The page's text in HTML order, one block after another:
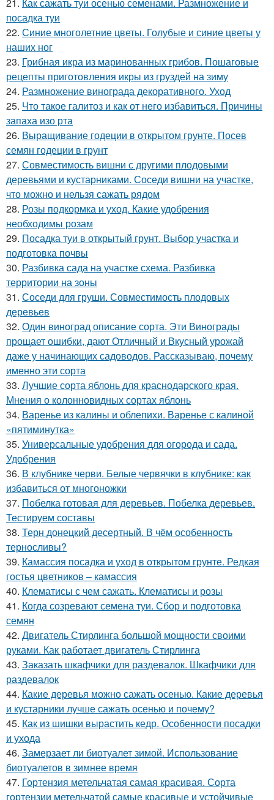
посадка туи
22. Синие многолетние цветы. Голубые и синие цветы у
наших ног
23. Грибная икра из маринованных грибов. Пошаговые
рецепты приготовления икры из груздей на зиму
24. Размножение винограда декоративного. Уход
25. Что такое галитоз и как от него избавиться. Причины
запаха изо рта
26. Выращивание годеции в открытом грунте. Посев
семян годеции в грунт
27. Совместимость вишни с другими плодовыми
деревьями и кустарниками. Соседи вишни на участке,
что можно и нельзя сажать рядом
28. Розы подкормка и уход. Какие удобрения
необходимы розам
29. Посадка туи в открытый грунт. Выбор участка и
подготовка почвы
30. Разбивка сада на участке схема. Разбивка
территории на зоны
31. Соседи для груши. Совместимость плодовых
деревьев
32. Один виноград описание сорта. Эти Винограды
прощает ошибки, дают Отличный и Вкусный урожай
даже у начинающих садоводов. Рассказываю, почему
именно эти сорта
33. Лучшие сорта яблонь для краснодарского края.
Мнения о колонновидных сортах яблонь
34. Варенье из калины и облепихи. Варенье с калиной
«пятиминутка»
35. Универсальные удобрения для огорода и сада.
Удобрения
36. В клубнике черви. Белые червячки в клубнике: как
избавиться от многоножки
37. Побелка готовая для деревьев. Побелка деревьев.
Тестируем составы
38. Терн донецкий десертный. В чём особенность
терносливы?
39. Камассия посадка и уход в открытом грунте. Редкая
гостья цветников – камассия
40. Клематисы с чем сажать. Клематисы и розы
41. Когда созревают семена туи. Сбор и подготовка
семян
42. Двигатель Стирлинга большой мощности своими
руками. Как работает двигатель Стирлинга
43. Заказать шкафчики для раздевалок. Шкафчики для
раздевалок
44. Какие деревья можно сажать осенью. Какие деревья
и кустарники лучше сажать осенью и почему?
45. Как из шишки вырастить кедр. Особенности посадки
и ухода
46. Замерзает ли биотуалет зимой. Использование
биотуалетов в зимнее время
47. Гортензия метельчатая самая красивая. Сорта
гортензии метельчатой самые красивые и устойчивые